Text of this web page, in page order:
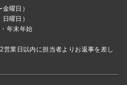
曜日）
曜日）
年末年始
業日以内に担当者よりお返事を差し